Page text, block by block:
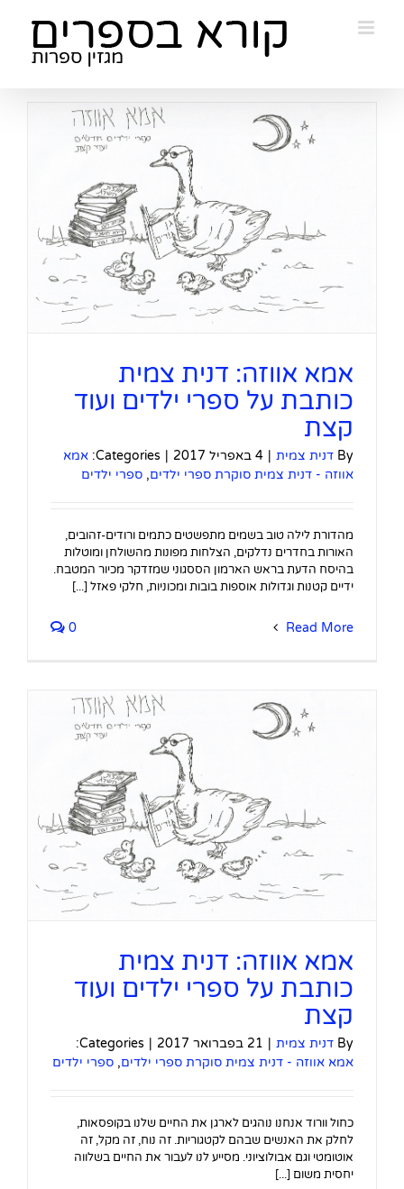
אמא אווזה: דנית צמית
כותבת על ספרי ילדים ועוד
קצת
By דנית צמית | 4 באפריל 2017 |
Categories: אמא
אווזה - דנית צמית סוקרת ספרי ילדים, ספרי ילדים
מהדורת לילה טוב בשמים מתפשטים כתמים ורודים-זהובים,
האורות בחדרים נדלקים, הצלחות מפונות מהשולחן ומוטלות
בהיסח הדעת בראש הארמון הססגוני שמזדקר מכיור המטבח.
ידיים קטנות וגדולות אוספות בובות ומכוניות, חלקי פאזל [...]
Read More
0
אמא אווזה: דנית צמית
כותבת על ספרי ילדים ועוד
קצת
By דנית צמית | 21 בפברואר 2017 |
Categories:
אמא אווזה - דנית צמית סוקרת ספרי ילדים, ספרי ילדים
כחול וורוד אנחנו נוהגים לארגן את החיים שלנו בקופסאות,
לחלק את האנשים שבהם לקטגוריות. זה נוח, זה מקל, זה
אוטומטי וגם אבולוציוני. מסייע לנו לעבור את החיים בשלווה
יחסית משום [...]